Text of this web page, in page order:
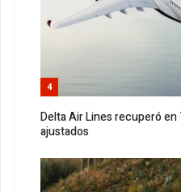
4
Delta Air Lines recuperó
ajustados